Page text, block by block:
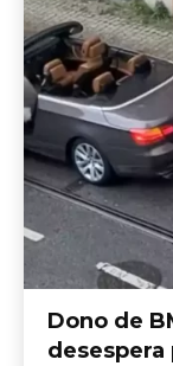
Dono de